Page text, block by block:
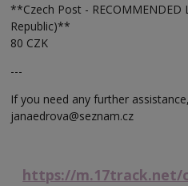
**Czech Post - RECOMMENDED
Republic)**
80 CZK
---
If you need any further
janaedrova@seznam.cz
https://m.17track.net/